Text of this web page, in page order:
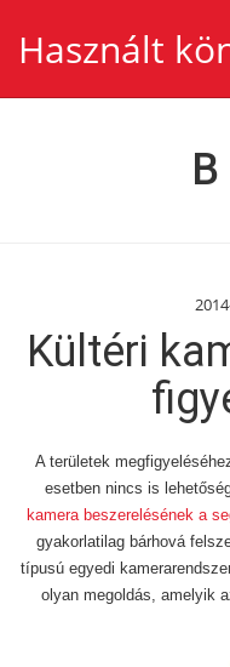
Használt
Kültéri
A területek
esetben nincs is
kamera beszerelésének a
gyakorlatilag bárhová
típusú egyedi
olyan megoldás, amelyik